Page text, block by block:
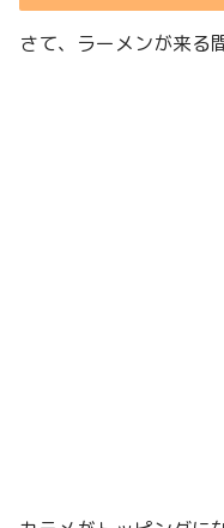
さて、ラーメンが来る